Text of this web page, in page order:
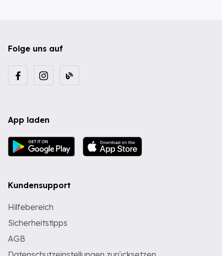
Folge uns auf
App laden
Kundensupport
Hilfebereich
Sicherheitstipps
AGB